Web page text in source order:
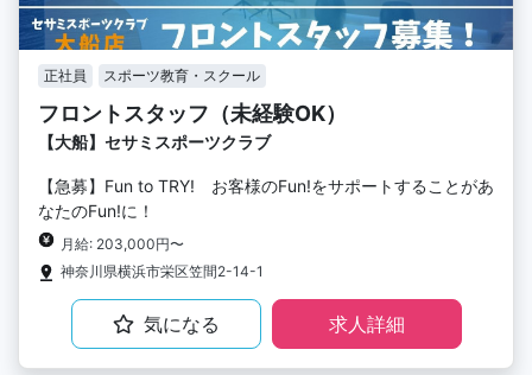
正社員 スポーツ教育・スクール
フロントスタッフ（未経験OK）
【大船】セサミスポーツクラブ
【急募】Fun to TRY! お客様のFun!をサポートすることがあ
なたのFun!に！
月給: 203,000円〜
神奈川県横浜市栄区笠間2-14-1
気になる 求人詳細